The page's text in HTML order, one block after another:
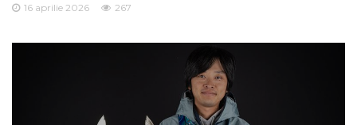
16 aprilie 2026 267